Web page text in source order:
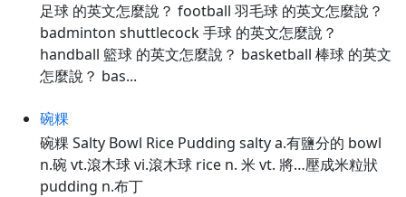
足球 的英文怎麼說？ football 羽毛球 的英文怎麼說？
badminton shuttlecock 手球 的英文怎麼說？
handball 籃球 的英文怎麼說？ basketball 棒球 的英文
怎麼說？ bas...
碗粿
碗粿 Salty Bowl Rice Pudding salty a.有鹽分的 bowl
n.碗 vt.滾木球 vi.滾木球 rice n. 米 vt. 將…壓成米粒狀
pudding n.布丁